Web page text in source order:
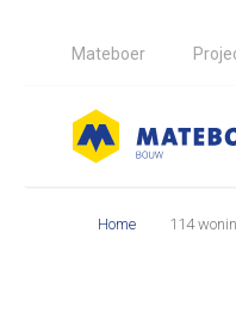
Mateboer
Home 114